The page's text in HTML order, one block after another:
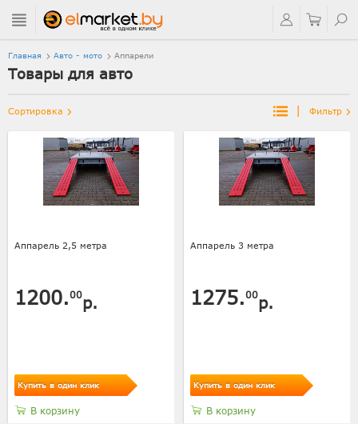
Главная Авто - мото Аппарели
Товары для авто
Сортировка | Фильтр
Аппарель 2,5 метра
1200.00р.
Купить в один клик
В корзину
Аппарель 3 метра
1275.00р.
Купить в один клик
В корзину